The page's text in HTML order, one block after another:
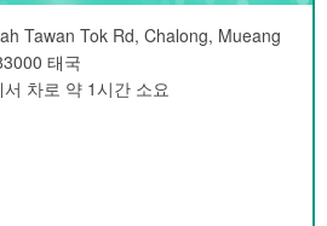
Tawan Tok Rd, Chalong, Mueang
태국
차로 약 1시간 소요